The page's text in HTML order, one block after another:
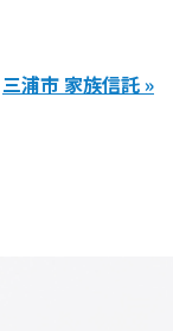
三浦市 家族信託 »